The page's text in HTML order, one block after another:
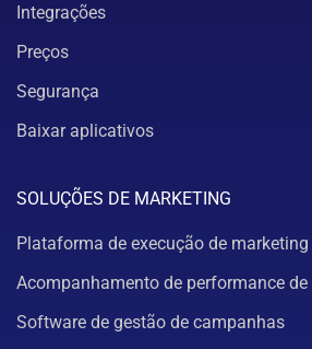
Integrações
Preços
Segurança
Baixar aplicativos
SOLUÇÕES DE MARKETING
Plataforma de execução de marketing
Acompanhamento de performance
Software de gestão de campanhas